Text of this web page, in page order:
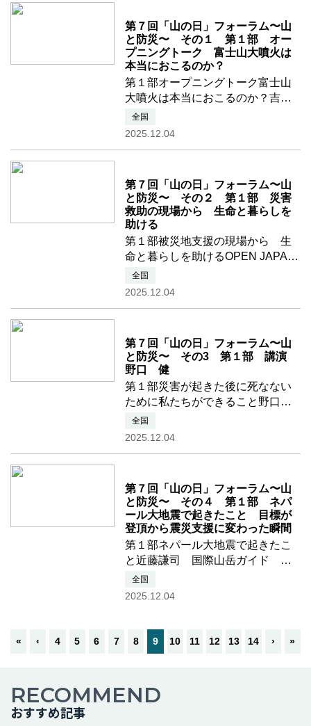
づきを読む
第７回「山の日」フォーラム〜山
と防災〜 その１ 第１部 オー
プニングトーク 富士山大噴火は
本当におこるのか？
第１部オープニングトーク富士山
大噴火は本当におこるのか？吉本
充宏 富士山科学研究所 研究管理
幹アーカイブムービーはこちらか
全国
2025.12.04
第７回「山の日」フォーラム〜山
と防災〜 その２ 第１部 災害
救助の現場から 生命と暮らしを
助ける
第１部被災地支援の現場から 生
命と暮らしを助けるOPEN JAPAN
の活動レポート肥田 浩（OPEN
JAPAN副代表）アーカイブムービ
全国
2025.12.04
第７回「山の日」フォーラム〜山
と防災〜 その3 第１部 講演
野口 健
第１部災害が起きた後に死なない
ために私たちができること野口
健 （山の日アンバサダー）アー
カイブムービーはこちらから
全国
2025.12.04
第７回「山の日」フォーラム〜山
と防災〜 その４ 第１部 ネパ
ール大地震で起きたこと 目標が
登頂から震災支援に変わった瞬間
第１部ネパール大地震で起きたこ
と近藤謙司 国際山岳ガイド 山
の日アンバサダーなすび 俳優
山の日アンバサダー伊藤 伴 エ
YouTuber 山の日アンバサダーア
ー …つづきを読む
全国
2025.12.04
« ‹ 4 5 6 7 8 9 10 11 12 13 14 › »
RECOMMEND
おすすめ記事